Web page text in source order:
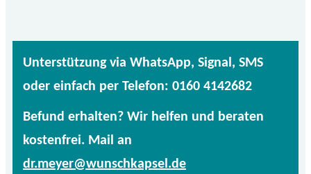
Unterstützung via WhatsApp, Signal, SMS
oder einfach per Telefon: 0160 4142682
Befund erhalten? Wir helfen und beraten
kostenfrei. Mail an
dr.meyer@wunschkapsel.de